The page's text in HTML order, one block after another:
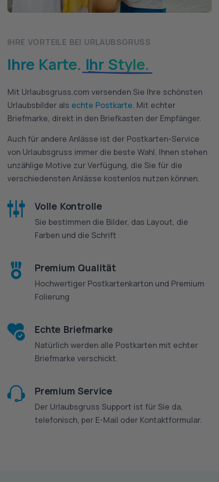
IHRE VORTEILE BEI URLAUBSGRUSS
Ihre Karte. Ihr Style.
Mit Urlaubsgruss.com versenden Sie Ihre schönsten
Urlaubsbilder als echte Postkarte. Mit echter
Briefmarke, direkt in den Briefkasten der Empfänger.
Auch für andere Anlässe ist der Postkarten-Service
von Urlaubsgruss immer die beste Wahl. Ihnen stehen
unzählige Motive zur Verfügung, die Sie für die
verschiedensten Anlässe kostenlos nutzen können.
Volle Kontrolle
Sie bestimmen die Bilder, das Layout, die
Farben und die Schrift
Premium Qualität
Hochwertiger Postkartenkarton und Premium
Folierung
Echte Briefmarke
Natürlich werden alle Postkarten mit echter
Briefmarke verschickt.
Premium Service
Der Urlaubsgruss Support ist für Sie da,
telefonisch, per E-Mail oder Kontaktformular.